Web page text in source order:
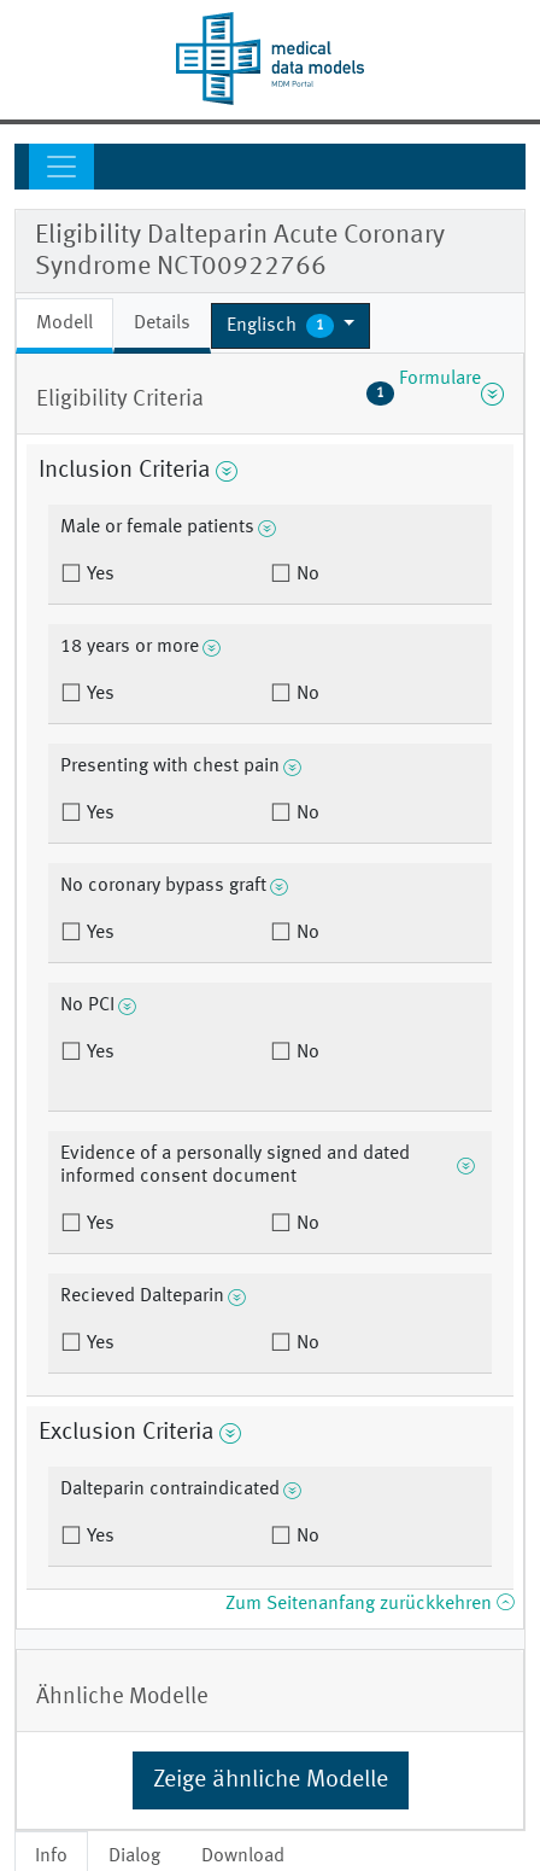
Info Dialog Download
Eligibility Dalteparin Acute Coronary
Syndrome NCT00922766
Modell Details Englisch 1
Eligibility Criteria 1
Formulare
Inclusion Criteria
Male or female patients
Yes No
18 years or more
Yes No
Presenting with chest pain
Yes No
No coronary bypass graft
Yes No
No PCI
Yes No
Evidence of a personally signed and dated
informed consent document
Yes No
Recieved Dalteparin
Yes No
Exclusion Criteria
Dalteparin contraindicated
Yes No
Zum Seitenanfang zurückkehren
Ähnliche Modelle
Zeige ähnliche Modelle